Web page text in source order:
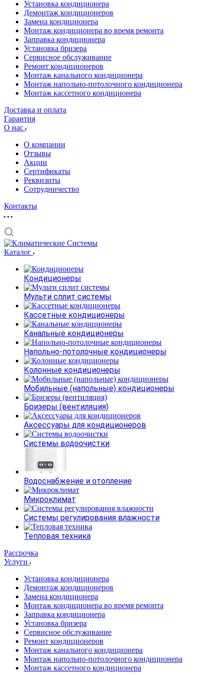
Установка кондиционера
Демонтаж кондиционеров
Замена кондиционера
Монтаж кондиционера во время ремонта
Заправка кондиционера
Установка бризера
Сервисное обслуживание
Ремонт кондиционеров
Монтаж канального кондиционера
Монтаж напольно-потолочного кондиционера
Монтаж кассетного кондиционера
Доставка и оплата
Гарантия
О нас
О компании
Отзывы
Акции
Cертификаты
Реквизиты
Сотрудничество
Контакты
Каталог
Кондиционеры
Мульти сплит системы
Кассетные кондиционеры
Канальные кондиционеры
Напольно-потолочные кондиционеры
Колонные кондиционеры
Мобильные (напольные) кондиционеры
Бризеры (вентиляция)
Аксессуары для кондиционеров
Системы водоочистки
Водоснабжение и отопление
Микроклимат
Системы регулирования влажности
Тепловая техника
Рассрочка
Услуги
Установка кондиционера
Демонтаж кондиционеров
Замена кондиционера
Монтаж кондиционера во время ремонта
Заправка кондиционера
Установка бризера
Сервисное обслуживание
Ремонт кондиционеров
Монтаж канального кондиционера
Монтаж напольно-потолочного кондиционера
Монтаж кассетного кондиционера